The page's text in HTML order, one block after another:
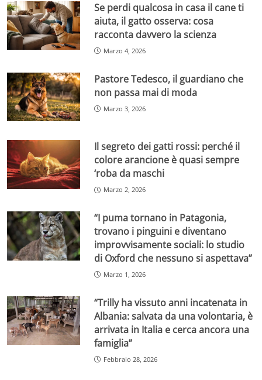
Se perdi qualcosa in casa il cane ti
aiuta, il gatto osserva: cosa
racconta davvero la scienza
Marzo 4, 2026
Pastore Tedesco, il guardiano che
non passa mai di moda
Marzo 3, 2026
Il segreto dei gatti rossi: perché il
colore arancione è quasi sempre
‘roba da maschi
Marzo 2, 2026
“I puma tornano in Patagonia,
trovano i pinguini e diventano
improvvisamente sociali: lo studio
di Oxford che nessuno si aspettava”
Marzo 1, 2026
“Trilly ha vissuto anni incatenata in
Albania: salvata da una volontaria, è
arrivata in Italia e cerca ancora una
famiglia”
Febbraio 28, 2026